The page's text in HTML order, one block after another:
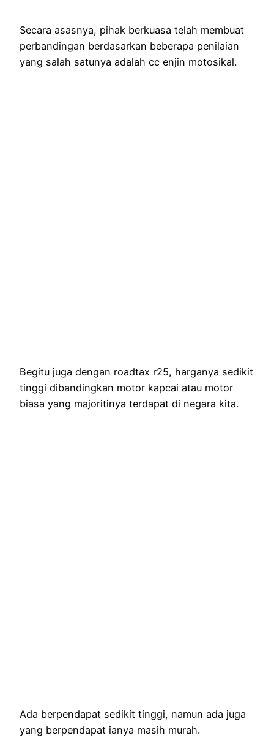
Secara asasnya, pihak berkuasa telah membuat
perbandingan berdasarkan beberapa penilaian
yang salah satunya adalah cc enjin motosikal.
Begitu juga dengan roadtax r25, harganya sedikit
tinggi dibandingkan motor kapcai atau motor
biasa yang majoritinya terdapat di negara kita.
Ada berpendapat sedikit tinggi, namun ada juga
yang berpendapat ianya masih murah.